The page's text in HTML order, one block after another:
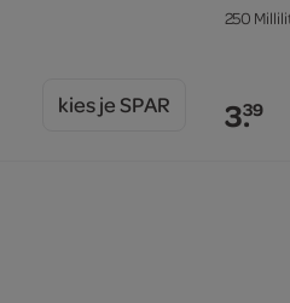
kies je SPAR
250
3.39